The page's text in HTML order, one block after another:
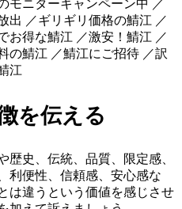
モニターキャンペーン中 ／
出 ／ギリギリ価格の鯖江 ／
お得な鯖江 ／激安！鯖江 ／
の鯖江 ／鯖江にご招待 ／訳
江
を伝える
歴史、伝統、品質、限定感、
利便性、信頼感、安心感な
は違うという価値を感じさせ